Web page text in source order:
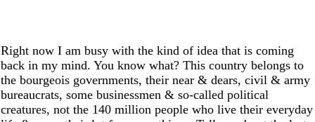
Right now I am busy with the kind of idea that is coming
back in my mind. You know what? This country belongs to
the bourgeois governments, their near & dears, civil & army
bureaucrats, some businessmen & so-called political
creatures, not the 140 million people who live their everyday